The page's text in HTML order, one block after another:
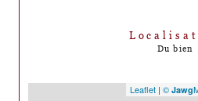
Du bien
Leaflet | © Jawg